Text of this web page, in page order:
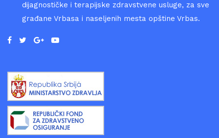
dijagnostičke i terapijske zdravstvene usluge, za sve
građane Vrbasa i naseljenih mesta opštine Vrbas.